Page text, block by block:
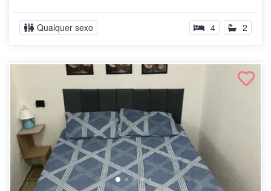
Qualquer sexo 4 2